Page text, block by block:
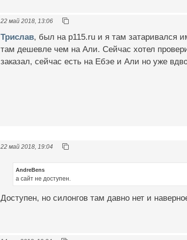
22 май 2018, 13:06
Трислав, был на p115.ru и я там затаривался
там дешевле чем на Али. Сейчас хотел
заказал, сейчас есть на Ебэе и Али но уже
22 май 2018, 19:04
AndreBens
а сайт не доступен.
Доступен, но силонгов там давно нет и